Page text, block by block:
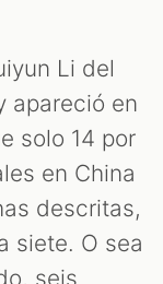
Li del
apareció en
solo 14 por
en China
descritas,
siete. O sea
seis